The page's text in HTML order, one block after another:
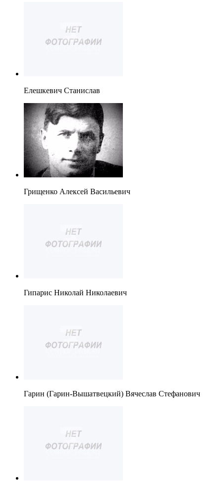
Елешкевич Станислав
Грищенко Алексей Васильевич
Гипарис Николай Николаевич
Гарин (Гарин-Вышатвецкий) Вячеслав Стефанович